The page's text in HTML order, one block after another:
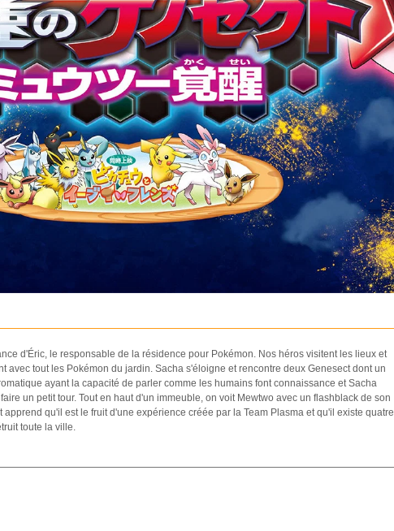
d'Éric, le responsable de la résidence pour Pokémon. Nos héros visitent les lieux et
avec tout les Pokémon du jardin. Sacha s'éloigne et rencontre deux Genesect dont un
ayant la capacité de parler comme les humains font connaissance et Sacha
un petit tour. Tout en haut d'un immeuble, on voit Mewtwo avec un flashblack de son
apprend qu'il est le fruit d'une expérience créée par la Team Plasma et qu'il existe quatre
toute la ville.